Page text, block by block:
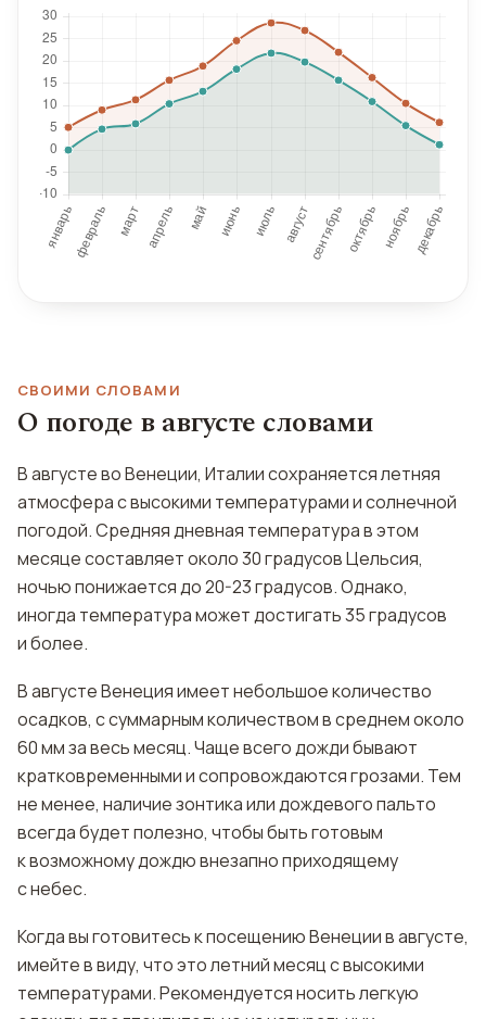
СВОИМИ СЛОВАМИ
О погоде в августе словами
В августе во Венеции, Италии сохраняется летняя
атмосфера с высокими температурами и солнечной
погодой. Средняя дневная температура в этом
месяце составляет около 30 градусов Цельсия,
ночью понижается до 20-23 градусов. Однако,
иногда температура может достигать 35 градусов
и более.
В августе Венеция имеет небольшое количество
осадков, с суммарным количеством в среднем около
60 мм за весь месяц. Чаще всего дожди бывают
кратковременными и сопровождаются грозами. Тем
не менее, наличие зонтика или дождевого пальто
всегда будет полезно, чтобы быть готовым
к возможному дождю внезапно приходящему
с небес.
Когда вы готовитесь к посещению Венеции в августе,
имейте в виду, что это летний месяц с высокими
температурами. Рекомендуется носить легкую